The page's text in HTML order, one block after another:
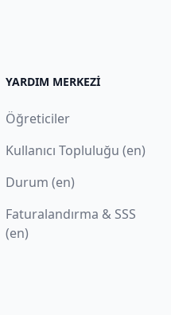
YARDIM MERKEZI
Öğreticiler
Kullanıcı Topluluğu (en)
Durum (en)
Faturalandırma & SSS
(en)